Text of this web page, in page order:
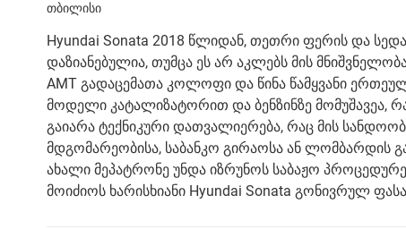
თბილისი
Hyundai Sonata 2018 წლიდან, თეთრი ფერის და
დაზიანებულია, თუმცა ეს არ აკლებს მის
AMT გადაცემათა კოლოფი და წინა წამყვანი
მოდელი კატალიზატორით და ბენზინზე მომუშავეა,
გაიარა ტექნიკური დათვალიერება, რაც მის
მდგომარეობისა, საბანკო გირაოსა ან ლომბარდის
ახალი მეპატრონე უნდა იზრუნოს საბაჟო
მოიძიოს ხარისხიანი Hyundai Sonata გონივრულ